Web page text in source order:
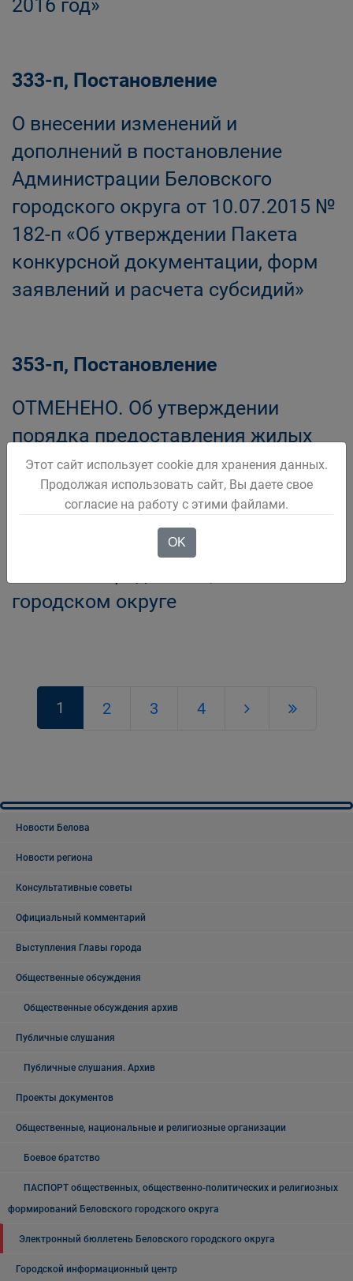
2016 год»
333-п, Постановление
О внесении изменений и
дополнений в постановление
Администрации Беловского
городского округа от 10.07.2015 №
182-п «Об утверждении Пакета
конкурсной документации, форм
заявлений и расчета субсидий»
353-п, Постановление
ОТМЕНЕНО. Об утверждении
порядка предоставления жилых
помещений детям-сиротам и
детям, оставшимся без попечения
родителей, лицам из числа детей-
сирот и детей, оставшихся без
городском округе
1 2 3 4
Новости Белова
Новости региона
Консультативные советы
Официальный комментарий
Выступления Главы города
Общественные обсуждения
Общественные обсуждения архив
Публичные слушания
Публичные слушания. Архив
Проекты документов
Общественные, национальные и религиозные организации
Боевое братство
ПАСПОРТ общественных, общественно-политических и религиозных
формирований Беловского городского округа
Электронный бюллетень Беловского городского округа
Городской информационный центр
Этот сайт использует cookie для хранения данных.
Продолжая использовать сайт, Вы даете свое
согласие на работу с этими файлами.
OK